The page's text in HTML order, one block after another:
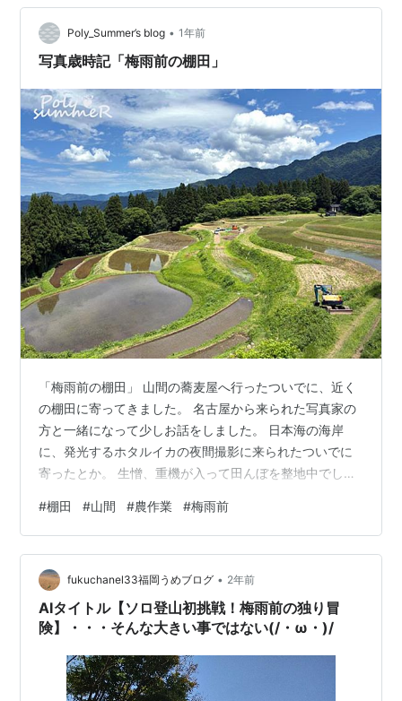
Poly_Summer’s blog • 1年前
写真歳時記「梅雨前の棚田」
「梅雨前の棚田」 山間の蕎麦屋へ行ったついでに、近く
の棚田に寄ってきました。 名古屋から来られた写真家の
方と一緒になって少しお話をしました。 日本海の海岸
に、発光するホタルイカの夜間撮影に来られたついでに
寄ったとか。 生憎、重機が入って田んぼを整地中でした
婦がちょうど農作業から帰る途中に出くわしました。 婆
ちゃんが、軽トラの荷台に乗って走り去りました・・・
ステキ 農作業帰り
#棚田 #山間 #農作業 #梅雨前
fukuchanel33福岡うめブログ • 2年前
AIタイトル【ソロ登山初挑戦！梅雨前の独り冒
険】・・・そんな大きい事ではない(/・ω・)/